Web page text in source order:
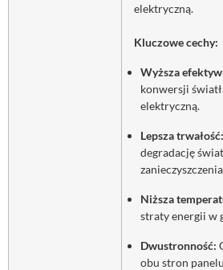
elektryczną.
Kluczowe cechy:
Wyższa
konwersji
elektryczną.
Lepsza trwałość:
degradację
Niższa
straty energii w
Dwustronność:
obu stron